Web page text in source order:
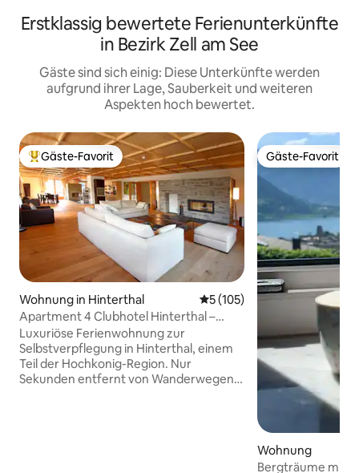
Erstklassig bewertete Ferienunterkünfte
in Bezirk Zell am See
Gäste sind sich einig: Diese Unterkünfte werden
aufgrund ihrer Lage, Sauberkeit und weiteren
Aspekten hoch bewertet.
Beliebter Gäste-Favorit.
Gäste-Favorit
Wohnung in Hinterthal Durchschnittliche
5 (105)
Apartment 4 Clubhotel Hinterthal –
Alpiner Luxus
Luxuriöse Ferienwohnung zur
Selbstverpflegung in Hinterthal, einem
Teil der Hochkonig-Region. Nur
Sekunden entfernt von Wanderwegen
Gäste-Favorit
Gäste-Favorit
Wohnung
Bergträume mit